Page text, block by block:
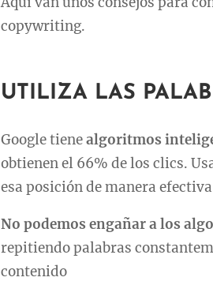
copywriting.
UTILIZA LAS
Google tienealgoritmos
obtienen el 66% de los clics.
esa posición de manera
No podemos engañar a los
repitiendo palabras
contenido